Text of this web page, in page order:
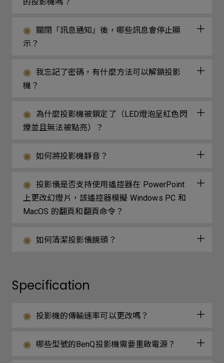
關閉「訊息通知」後，哪些訊息會停止顯
示？
我忘記了密碼，有什麼方法可以解鎖投影
機？
為什麼投影機被鎖定了（LED燈泡呈紅色閃
爍並且無法被點亮）？
如何將投影機靜音？
投影儀是否支持使用遙控器在 PowerPoint
上更改幻燈片，該遙控器模擬 Windows PC 和
MacOS 的翻頁和翻頁命令？
如何清潔投影儀鏡頭？
Specification
投影機的傳輸速率可以更改嗎？
哪些型號的BenQ投影機需要重啟電源？